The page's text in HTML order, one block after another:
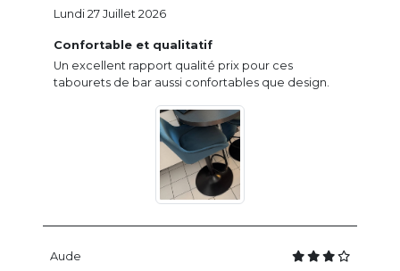
Confortable et qualitatif
Un excellent rapport qualité prix pour ces
tabourets de bar aussi confortables que design.
Lundi 27 Juillet 2026
Aude